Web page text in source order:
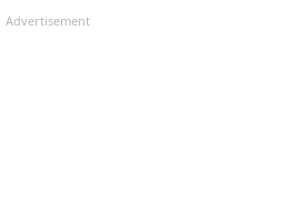
Advertisement